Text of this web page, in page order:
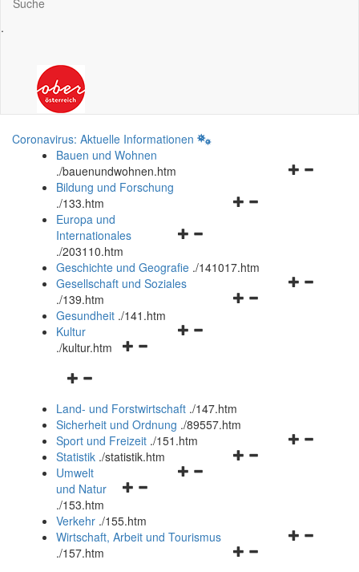
.
Coronavirus: Aktuelle Informationen
Bauen und Wohnen
./bauenundwohnen.htm
Navigationsmenü
Bildung und Forschung
./133.htm
Navigationsmenü
und
schließen
Europa und
Internationales
./203110.htm
Geschichte und Geografie ./141017.htm
Navigationsmenü
Gesellschaft und Soziales
./139.htm
Navigationsmenü
Gesundheit ./141.htm
Navigationsmenü
Kultur
./kultur.htm
Navigationsmenü
und
schließen
Land- und Forstwirtschaft ./147.htm
Sicherheit und Ordnung ./89557.htm
Navigationsmenü
Sport und Freizeit ./151.htm
Navigationsmenü
Statistik ./statistik.htm
Navigationsmenü
und
schließen
Umwelt
und Natur
./153.htm
Verkehr ./155.htm
Navigationsmenü
Wirtschaft, Arbeit und Tourismus
./157.htm